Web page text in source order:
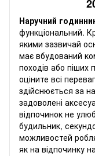
Наручний
функціональний.
якими зазвичай
має вбудований
походів або піших
оціните всі
здійснюється за
задоволені
відпочинок не
будильник,
можливостей
як на відпочинку